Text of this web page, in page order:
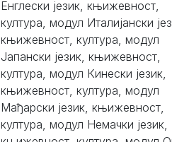
Енглески језик, књижевност,
култура, модул Италијански
књижевност, култура, модул
Јапански језик, књижевност,
култура, модул Кинески језик,
књижевност, култура, модул
Мађарски језик, књижевност,
култура, модул Немачки језик,